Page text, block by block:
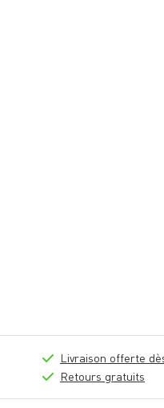
Livraison offerte
Retours gratuits